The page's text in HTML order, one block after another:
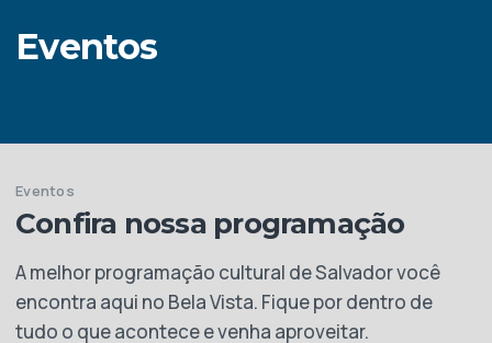
Horário de funcionamento
Eventos
Eventos
Confira nossa programação
A melhor programação cultural de Salvador você
encontra aqui no Bela Vista. Fique por dentro de
tudo o que acontece e venha aproveitar.